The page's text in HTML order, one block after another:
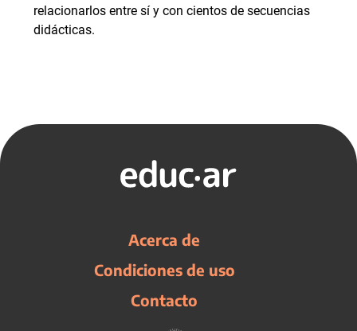
relacionarlos entre sí y con cientos de secuencias
didácticas.
Acerca de
Condiciones de uso
Contacto